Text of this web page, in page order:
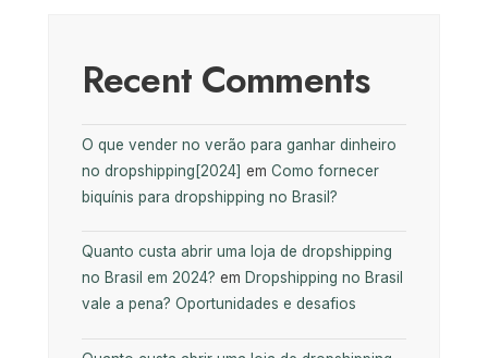
Recent Comments
O que vender no verão para ganhar dinheiro
no dropshipping[2024] em Como fornecer
biquínis para dropshipping no Brasil?
Quanto custa abrir uma loja de dropshipping
no Brasil em 2024? em Dropshipping no Brasil
vale a pena? Oportunidades e desafios